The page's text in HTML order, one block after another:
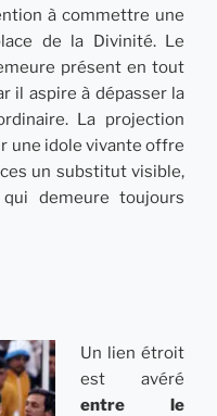
à commettre une
de la Divinité. Le
présent en tout
il aspire à dépasser la
La projection
une idole vivante offre
un substitut visible,
demeure toujours
Un lien étroit
est avéré
entre le